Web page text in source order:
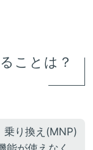
ことは？
乗り換え(MNP)